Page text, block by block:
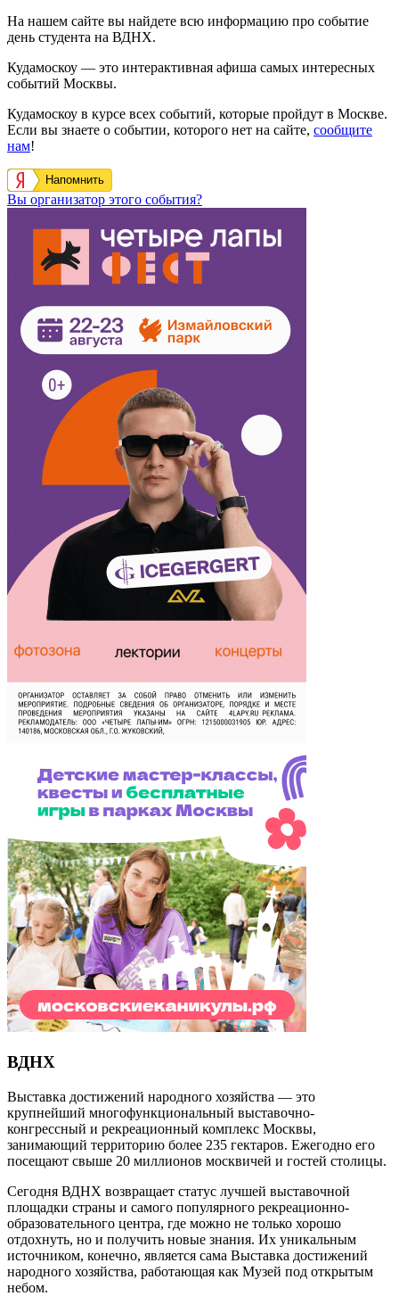
На нашем сайте вы найдете всю информацию про событие
день студента на ВДНХ.
Кудамоскоу — это интерактивная афиша самых интересных
событий Москвы.
Кудамоскоу в курсе всех событий, которые пройдут в Москве.
Если вы знаете о событии, которого нет на сайте, сообщите
нам!
Напомнить
Вы организатор этого события?
ВДНХ
Выставка достижений народного хозяйства — это
крупнейший многофункциональный выставочно-
конгрессный и рекреационный комплекс Москвы,
занимающий территорию более 235 гектаров. Ежегодно его
посещают свыше 20 миллионов москвичей и гостей столицы.
Сегодня ВДНХ возвращает статус лучшей выставочной
площадки страны и самого популярного рекреационно-
образовательного центра, где можно не только хорошо
отдохнуть, но и получить новые знания. Их уникальным
источником, конечно, является сама Выставка достижений
народного хозяйства, работающая как Музей под открытым
небом.